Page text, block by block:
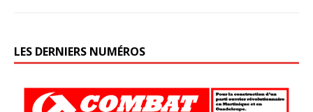
LES DERNIERS NUMÉROS